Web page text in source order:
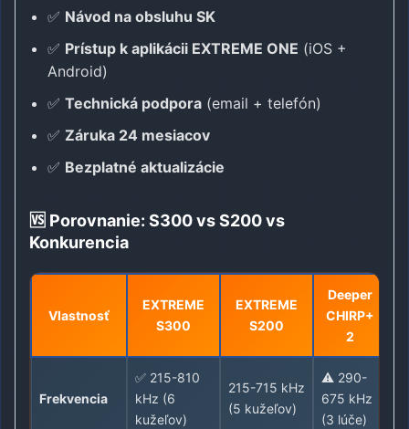
✅ Návod na obsluhu SK
✅ Prístup k aplikácii EXTREME ONE (iOS +
Android)
✅ Technická podpora (email + telefón)
✅ Záruka 24 mesiacov
✅ Bezplatné aktualizácie
🆚 Porovnanie: S300 vs S200 vs
Konkurencia
Vlastnosť
EXTREME
S300
EXTREME
S200
Deeper
CHIRP+
2
Frekvencia
✅ 215-810
kHz (6
kužeľov)
215-715 kHz
(5 kužeľov)
⚠️ 290-
675 kHz
(3 lúče)